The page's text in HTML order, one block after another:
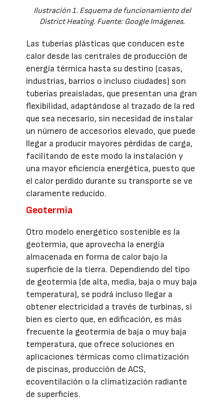
Ilustración 1. Esquema de funcionamiento del
District Heating. Fuente: Google Imágenes.
Las tuberías plásticas que conducen este
calor desde las centrales de producción de
energía térmica hasta su destino (casas,
industrias, barrios o incluso ciudades) son
tuberías preaisladas, que presentan una gran
flexibilidad, adaptándose al trazado de la red
que sea necesario, sin necesidad de instalar
un número de accesorios elevado, que puede
llegar a producir mayores pérdidas de carga,
facilitando de este modo la instalación y
una mayor eficiencia energética, puesto que
el calor perdido durante su transporte se ve
claramente reducido.
Geotermia
Otro modelo energético sostenible es la
geotermia, que aprovecha la energía
almacenada en forma de calor bajo la
superficie de la tierra. Dependiendo del tipo
de geotermia (de alta, media, baja o muy baja
temperatura), se podrá incluso llegar a
obtener electricidad a través de turbinas, si
bien es cierto que, en edificación, es más
frecuente la geotermia de baja o muy baja
temperatura, que ofrece soluciones en
aplicaciones térmicas como climatización
de piscinas, producción de ACS,
ecoventilación o la climatización radiante
de superficies.